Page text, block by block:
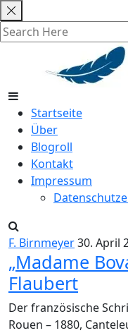
Skip
to
content
Startseite
Über
Blogroll
Kontakt
Impressum
F. Birnmeyer30. April
„Madame
Flaubert
Der französische
Rouen – 1880,